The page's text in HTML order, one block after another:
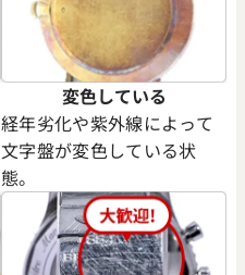
参考買取価格
価格はお問い合わせください
電話で聞く
変色している
経年劣化や紫外線によって
文字盤が変色している状
態。